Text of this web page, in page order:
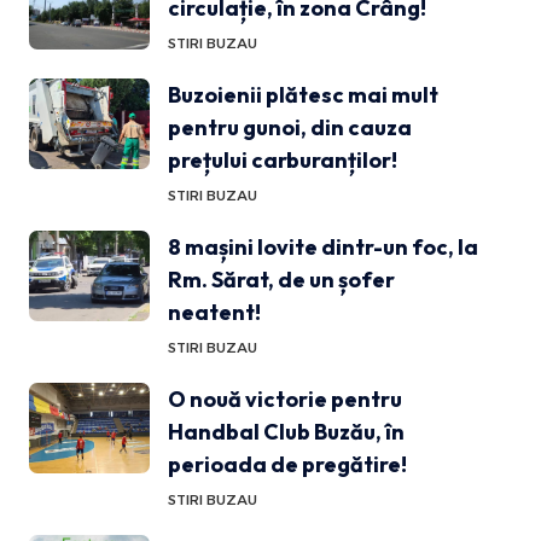
circulație, în zona Crâng!
STIRI BUZAU
Buzoienii plătesc mai mult
pentru gunoi, din cauza
prețului carburanților!
STIRI BUZAU
8 mașini lovite dintr-un foc, la
Rm. Sărat, de un șofer
neatent!
STIRI BUZAU
O nouă victorie pentru
Handbal Club Buzău, în
perioada de pregătire!
STIRI BUZAU